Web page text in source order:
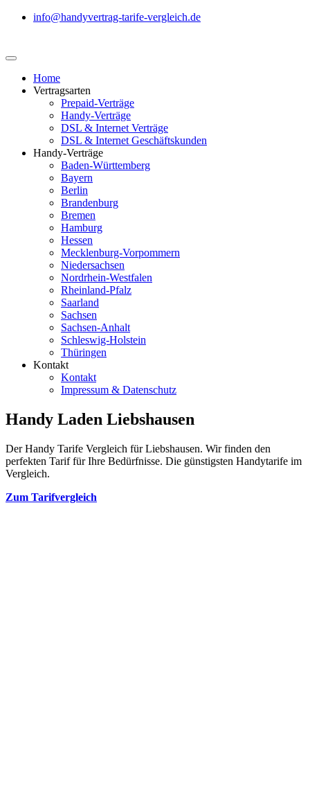
info@handyvertrag-tarife-vergleich.de
Home
Vertragsarten
Prepaid-Verträge
Handy-Verträge
DSL & Internet Verträge
DSL & Internet Geschäftskunden
Handy-Verträge
Baden-Württemberg
Bayern
Berlin
Brandenburg
Bremen
Hamburg
Hessen
Mecklenburg-Vorpommern
Niedersachsen
Nordrhein-Westfalen
Rheinland-Pfalz
Saarland
Sachsen
Sachsen-Anhalt
Schleswig-Holstein
Thüringen
Kontakt
Kontakt
Impressum & Datenschutz
Handy Laden Liebshausen
Der Handy Tarife Vergleich für Liebshausen. Wir finden den
perfekten Tarif für Ihre Bedürfnisse. Die günstigsten Handytarife im
Vergleich.
Zum Tarifvergleich